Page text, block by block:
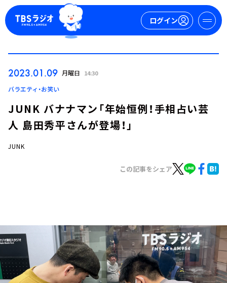
ログイン
ログイン
お知らせ
イベント・グッズ
YouTube
会社情報
2023.01.09 月曜日 14:30
バラエティ・お笑い
JUNK バナナマン「年始恒例！手相占い芸
人 島田秀平さんが登場！」
JUNK
この記事をシェア